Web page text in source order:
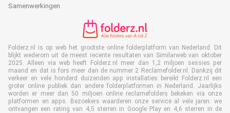
Samenwerkingen
Folderz.nl is op web het grootste online folderplatform van Nederland. Dit
blijkt wederom uit de meest recente resultaten van Similarweb van oktober
2025. Alleen via web heeft Folderz.nl meer dan 1,2 miljoen sessies per
maand en dat is fors meer dan de nummer 2 Reclamefolder.nl. Dankzij dit
verkeer en vele honderd duizenden app installaties bereikt Folderz.nl een
groter online publiek dan andere folderplatformen in Nederland. Jaarlijks
worden er meer dan 50 miljoen online reclamefolders bekeken via onze
platformen en apps. Bezoekers waarderen onze service al vele jaren: we
ontvangen een rating van 4,5 sterren in Google Play en 4,6 sterren in de